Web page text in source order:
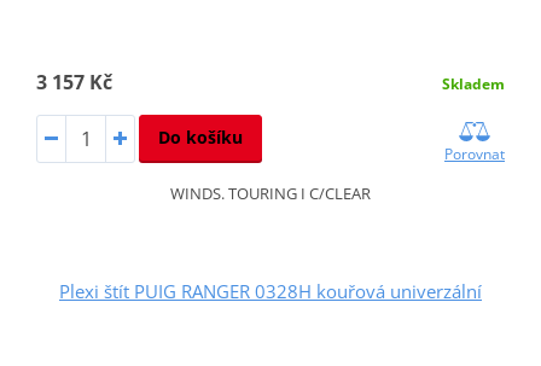
3 157 Kč Skladem
Do košíku
Porovnat
WINDS. TOURING I C/CLEAR
Plexi štít PUIG RANGER 0328H kouřová univerzální